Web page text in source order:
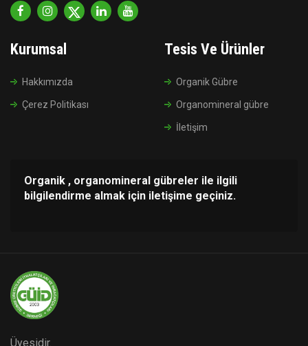
Kurumsal
Hakkımızda
Çerez Politikası
Tesis Ve Ürünler
Organik Gübre
Organomineral gübre
İletişim
Organik , organomineral gübreler ile ilgili
bilgilendirme almak için iletişime geçiniz.
Üyesidir.